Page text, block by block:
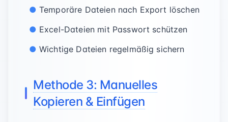
Temporäre Dateien nach Export löschen
Excel-Dateien mit Passwort schützen
Wichtige Dateien regelmäßig sichern
Methode 3: Manuelles
Kopieren & Einfügen